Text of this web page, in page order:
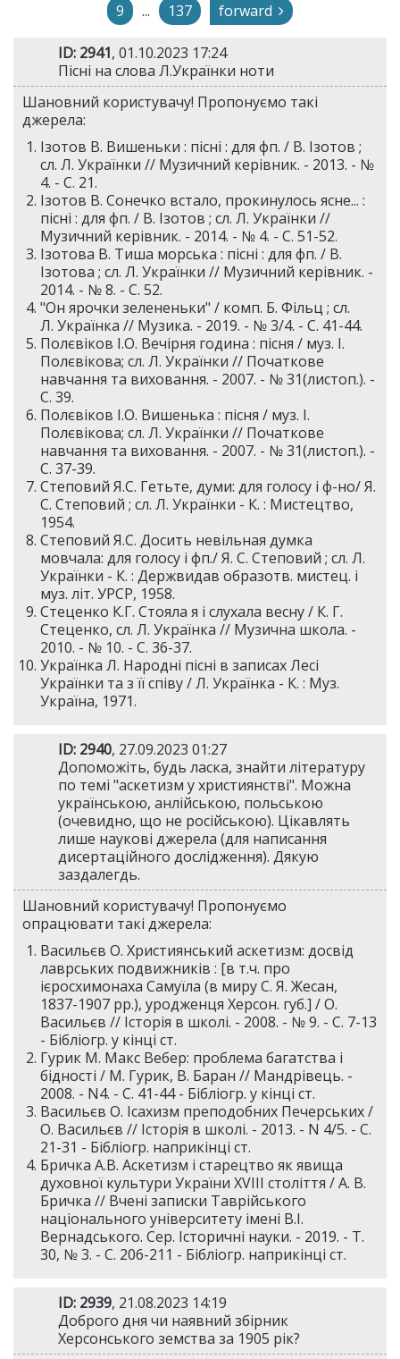
9
... 137 forward
ID: 2941, 01.10.2023 17:24
Пісні на слова Л.Українки ноти
Шановний користувачу! Пропонуємо такі
джерела:
Ізотов В. Вишеньки : пісні : для фп. / В. Ізотов ;
сл. Л. Українки // Музичний керівник. - 2013. - №
4. - С. 21.
Ізотов В. Сонечко встало, прокинулось ясне... :
пісні : для фп. / В. Ізотов ; сл. Л. Українки //
Музичний керівник. - 2014. - № 4. - С. 51-52.
Ізотова В. Тиша морська : пісні : для фп. / В.
Ізотова ; сл. Л. Українки // Музичний керівник. -
2014. - № 8. - С. 52.
"Он ярочки зелененьки" / комп. Б. Фільц ; сл.
Л. Українка // Музика. - 2019. - № 3/4. - С. 41-44.
Полєвіков І.О. Вечірня година : пісня / муз. І.
Полєвікова; сл. Л. Українки // Початкове
навчання та виховання. - 2007. - № 31(листоп.). -
С. 39.
Полєвіков І.О. Вишенька : пісня / муз. І.
Полєвікова; сл. Л. Українки // Початкове
навчання та виховання. - 2007. - № 31(листоп.). -
С. 37-39.
Степовий Я.С. Гетьте, думи: для голосу і ф-но/ Я.
С. Степовий ; сл. Л. Українки - К. : Мистецтво,
1954.
Степовий Я.С. Досить невільная думка
мовчала: для голосу і фп./ Я. С. Степовий ; сл. Л.
Українки - К. : Держвидав образотв. мистец. і
муз. літ. УРСР, 1958.
Стеценко К.Г. Стояла я і слухала весну / К. Г.
Стеценко, сл. Л. Українка // Музична школа. -
2010. - № 10. - С. 36-37.
Українка Л. Народні пісні в записах Лесі
Українки та з її співу / Л. Українка - К. : Муз.
Україна, 1971.
ID: 2940, 27.09.2023 01:27
Допоможіть, будь ласка, знайти літературу
по темі "аскетизм у християнстві". Можна
українською, анлійською, польською
(очевидно, що не російською). Цікавлять
лише наукові джерела (для написання
дисертаційного дослідження). Дякую
заздалегдь.
Шановний користувачу! Пропонуємо
опрацювати такі джерела:
Васильєв О. Християнський аскетизм: досвід
лаврських подвижників : [в т.ч. про
ієросхимонаха Самуїла (в миру С. Я. Жесан,
1837-1907 рр.), уродженця Херсон. губ.] / О.
Васильєв // Історія в школі. - 2008. - № 9. - С. 7-13
- Бібліогр. у кінці ст.
Гурик М. Макс Вебер: проблема багатства і
бідності / М. Гурик, В. Баран // Мандрівець. -
2008. - N4. - С. 41-44 - Бібліогр. у кінці ст.
Васильєв О. Ісахизм преподобних Печерських /
О. Васильєв // Історія в школі. - 2013. - N 4/5. - С.
21-31 - Бібліогр. наприкінці ст.
Бричка А.В. Аскетизм і старецтво як явища
духовної культури України XVIII століття / А. В.
Бричка // Вчені записки Таврійського
національного університету імені В.І.
Вернадського. Сер. Історичні науки. - 2019. - Т.
30, № 3. - С. 206-211 - Бібліогр. наприкінці ст.
ID: 2939, 21.08.2023 14:19
Доброго дня чи наявний збірник
Херсонського земства за 1905 рік?